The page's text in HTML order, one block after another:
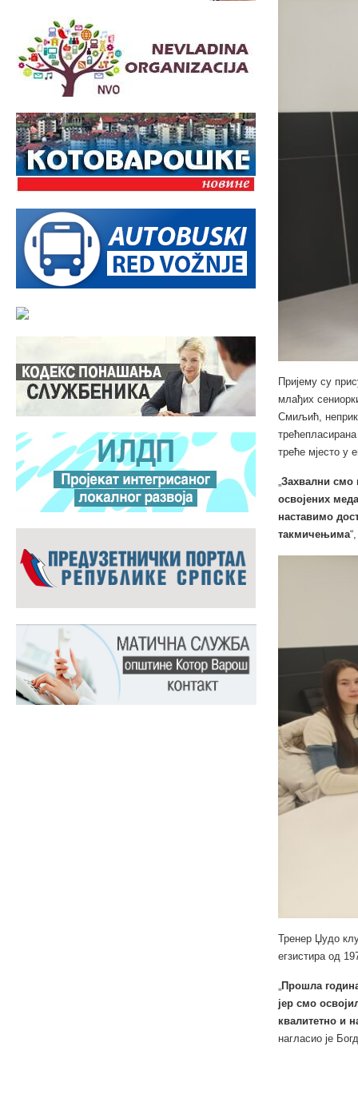
Пријему су
млађих
Смиљић,
треће мјесто у
„Захвални смо
освојених
наставимо
такмичењима
Тренер Џудо
егзистира од
„Прошла година
јер смо
квалитетно и
нагласио је